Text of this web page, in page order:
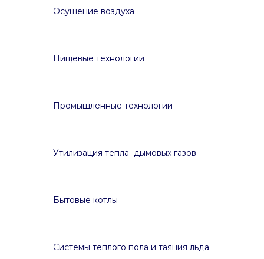
Осушение воздуха
Пищевые технологии
Промышленные технологии
Утилизация тепла дымовых газов
Бытовые котлы
Системы теплого пола и таяния льда